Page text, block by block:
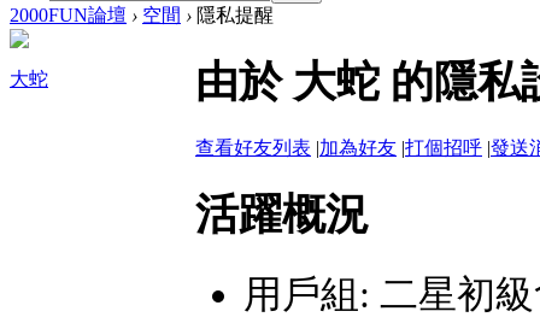
2000FUN論壇 › 空間 › 隱私提醒
大蛇 由於 大蛇 的隱
查看好友列表 |加為好友 |打個招呼 |發送
活躍概況
用戶組: 二星初